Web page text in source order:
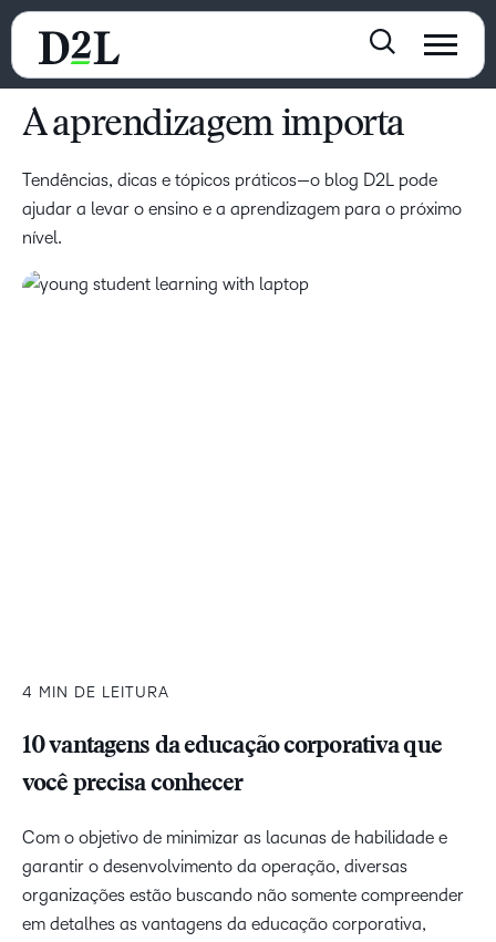
A aprendizagem importa
Tendências, dicas e tópicos práticos—o blog D2L pode
ajudar a levar o ensino e a aprendizagem para o próximo
nível.
4 MIN DE LEITURA
10 vantagens da educação corporativa que
você precisa conhecer
Com o objetivo de minimizar as lacunas de habilidade e
garantir o desenvolvimento da operação, diversas
organizações estão buscando não somente compreender
em detalhes as vantagens da educação corporativa,